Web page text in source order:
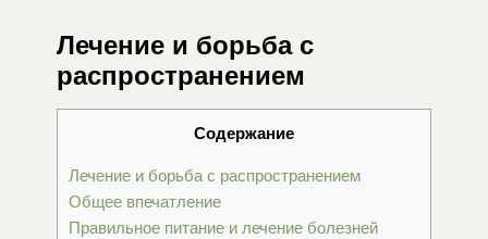
Лечение и борьба с
распространением
Содержание
Лечение и борьба с распространением
Общее впечатление
Правильное питание и лечение болезней